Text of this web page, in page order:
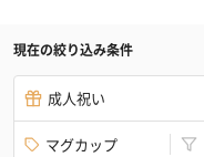
現在の絞り込み条件
成人祝い
マグカップ